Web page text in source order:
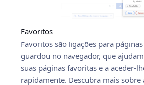
Favoritos
Favoritos são ligações para
guardou no navegador, que
suas páginas favoritas e a aceder-
rapidamente. Descubra mais sobre